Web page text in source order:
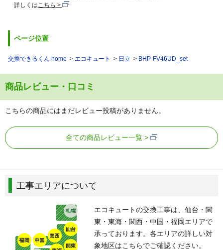
詳しくは こちら
ページ位置
交換できるくん home エコキュート 日立 BHP-FV46UD_set
商品レビュー・口コミ
こちらの商品にはまだレビュー投稿がありません。
全ての商品レビュー一覧
工事エリアについて
エコキュートの交換工事は、仙台・関
東・東海・関西・中国・福岡エリアで
承っております。各エリアの詳しい対
象地区はこちらでご確認ください。